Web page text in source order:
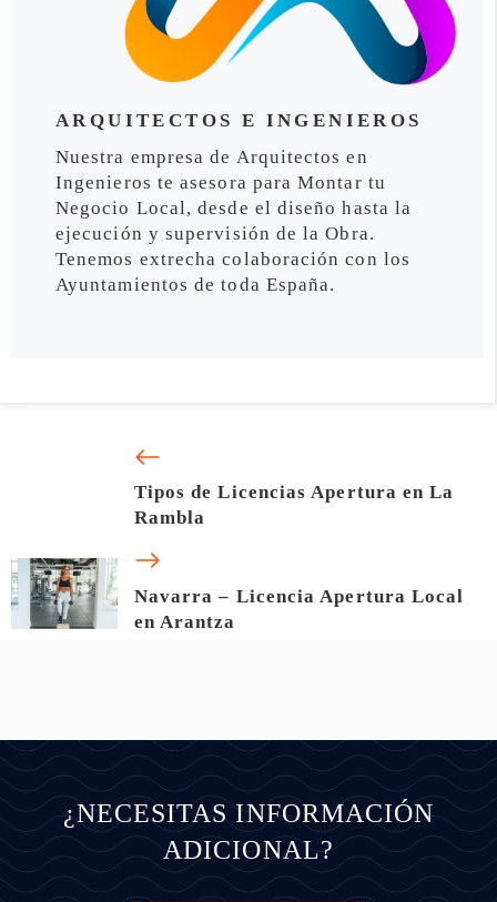
ARQUITECTOS E INGENIEROS
Nuestra empresa de Arquitectos en
Ingenieros te asesora para Montar tu
Negocio Local, desde el diseño hasta la
ejecución y supervisión de la Obra.
Tenemos extrecha colaboración con los
Ayuntamientos de toda España.
Tipos de Licencias Apertura en La
Rambla
Navarra – Licencia Apertura Local
en Arantza
¿NECESITAS INFORMACIÓN
ADICIONAL?